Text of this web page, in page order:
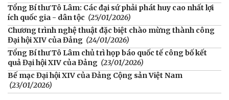
Tổng Bí thư Tô Lâm: Các đại sứ phải phát huy cao nhất lợi
ích quốc gia - dân tộc (25/01/2026)
Chương trình nghệ thuật đặc biệt chào mừng thành công
Đại hội XIV của Đảng (24/01/2026)
Tổng Bí thư Tô Lâm chủ trì họp báo quốc tế công bố kết
quả Đại hội XIV của Đảng (23/01/2026)
Bế mạc Đại hội XIV của Đảng Cộng sản Việt Nam
(23/01/2026)